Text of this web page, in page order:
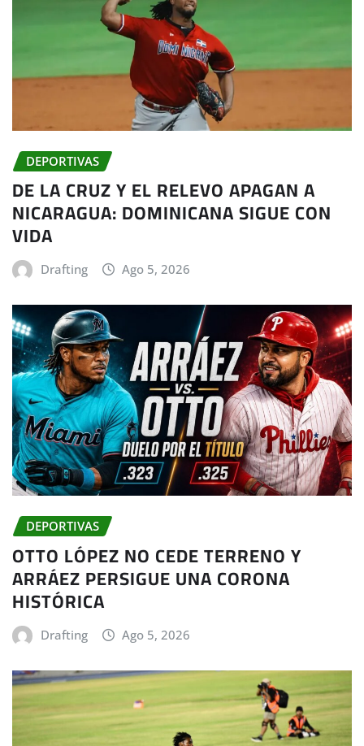
DEPORTIVAS
DE LA CRUZ Y EL RELEVO APAGAN A
NICARAGUA: DOMINICANA SIGUE CON
VIDA
Drafting Ago 5, 2026
DEPORTIVAS
OTTO LÓPEZ NO CEDE TERRENO Y
ARRÁEZ PERSIGUE UNA CORONA
HISTÓRICA
Drafting Ago 5, 2026